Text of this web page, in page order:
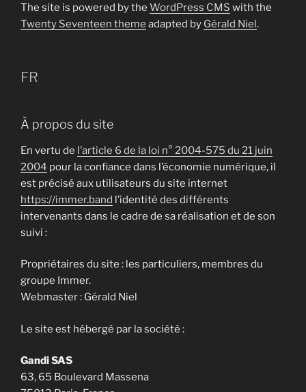
The site is powered by the WordPress CMS with the
Twenty Seventeen theme adapted by Gérald Niel.
FR
À propos du site
En vertu de l’article 6 de la loi n° 2004-575 du 21 juin
2004 pour la confiance dans l’économie numérique, il
est précisé aux utilisateurs du site internet
https://immer.band l’identité des différents
intervenants dans le cadre de sa réalisation et de son
suivi :
Propriétaires du site : les particuliers, membres du
groupe Immer.
Webmaster : Gérald Niel
Le site est hébergé par la société :
Gandi SAS
63, 65 Boulevard Massena